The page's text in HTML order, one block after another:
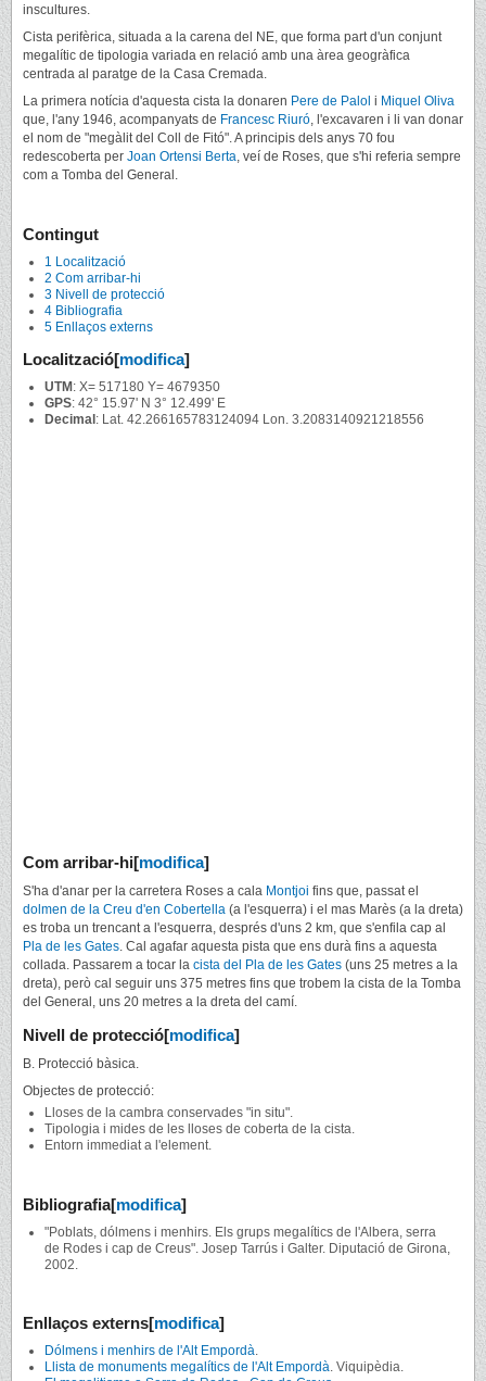
inscultures.
Cista perifèrica, situada a la carena del NE, que forma part d'un conjunt
megalític de tipologia variada en relació amb una àrea geogràfica
centrada al paratge de la Casa Cremada.
La primera notícia d'aquesta cista la donaren Pere de Palol i Miquel Oliva
que, l'any 1946, acompanyats de Francesc Riuró, l'excavaren i li van donar
el nom de "megàlit del Coll de Fitó". A principis dels anys 70 fou
redescoberta per Joan Ortensi Berta, veí de Roses, que s'hi referia sempre
com a Tomba del General.
Contingut
1 Localització
2 Com arribar-hi
3 Nivell de protecció
4 Bibliografia
5 Enllaços externs
Localització[modifica]
UTM: X= 517180 Y= 4679350
GPS: 42° 15.97' N 3° 12.499' E
Decimal: Lat. 42.266165783124094 Lon. 3.2083140921218556
Com arribar-hi[modifica]
S'ha d'anar per la carretera Roses a cala Montjoi fins que, passat el
dolmen de la Creu d'en Cobertella (a l'esquerra) i el mas Marès (a la dreta)
es troba un trencant a l'esquerra, després d'uns 2 km, que s'enfila cap al
Pla de les Gates. Cal agafar aquesta pista que ens durà fins a aquesta
collada. Passarem a tocar la cista del Pla de les Gates (uns 25 metres a la
dreta), però cal seguir uns 375 metres fins que trobem la cista de la Tomba
del General, uns 20 metres a la dreta del camí.
Nivell de protecció[modifica]
B. Protecció bàsica.
Objectes de protecció:
Lloses de la cambra conservades "in situ".
Tipologia i mides de les lloses de coberta de la cista.
Entorn immediat a l'element.
Bibliografia[modifica]
"Poblats, dólmens i menhirs. Els grups megalítics de l'Albera, serra
de Rodes i cap de Creus". Josep Tarrús i Galter. Diputació de Girona,
2002.
Enllaços externs[modifica]
Dólmens i menhirs de l'Alt Empordà.
Llista de monuments megalítics de l'Alt Empordà. Viquipèdia.